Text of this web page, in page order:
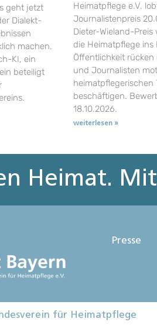
geht jetzt
Dialekt-
machen.
KI, ein
beteiligt
Heimatpflege e.V.
Journalistenpreis
Dieter-Wieland-
die Heimatpflege ins
Öffentlichkeit
und Journalisten
heimatpflegerischen
beschäftigen.
18.10.2026.
weiterlesen »
Heimat.
Presse
für Heimatpflege